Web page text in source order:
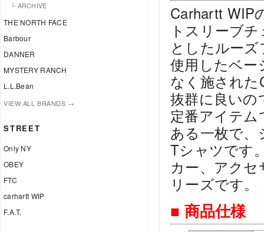
└ ARCHIVE
THE NORTH FACE
Barbour
DANNER
MYSTERY RANCH
L.L.Bean
VIEW ALL BRANDS →
STREET
Only NY
OBEY
FTC
carhartt WIP
F.A.T.
Carhartt WIP
トスリーブ
としたルー
使用したベ
なく施され
抜群に良い
定番アイテ
ある一枚で
Tシャツです
カー、アク
リーズです。
■ 商品仕様